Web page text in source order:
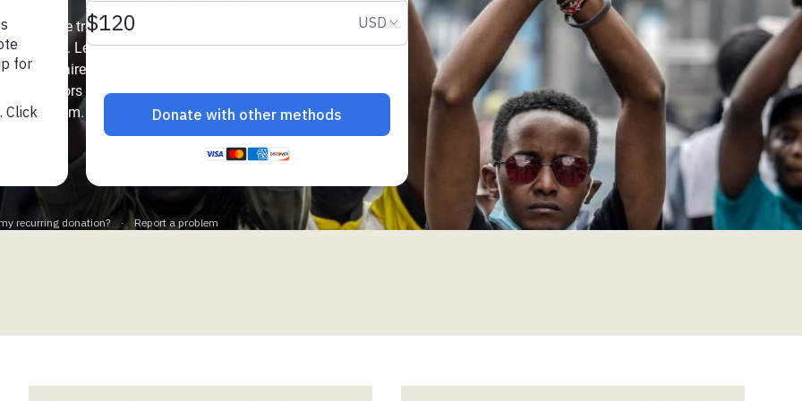
Climatique et
en Afrique de
Yémen
des Réfugiés Rohingyas
Réfugié·es au
du Sud
un rythme trois fois
Le monde
milliardaires, dont la
alors qu’une
de la faim.